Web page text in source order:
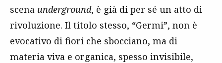
scena underground, è già di per sé un atto di
rivoluzione. Il titolo stesso, “Germi”, non è
evocativo di fiori che sbocciano, ma di
materia viva e organica, spesso invisibile,